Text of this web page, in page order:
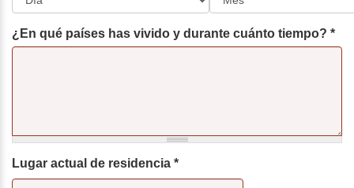
¿En qué países has vivido y durante cuánto tiempo? *
Lugar actual de residencia *